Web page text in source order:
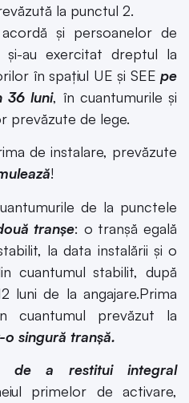
la punctul 2.
și persoanelor de
au exercitat dreptul la
în spațiul UE și SEE pe
36 luni, în cuantumurile și
prevăzute de lege.
de instalare, prevăzute
!
de la punctele
tranșe: o tranșă egală
la data instalării și o
cuantumul stabilit, după
luni de la angajare.Prima
cuantumul prevăzut la
o singură tranșă.
de a restitui integral
primelor de activare,